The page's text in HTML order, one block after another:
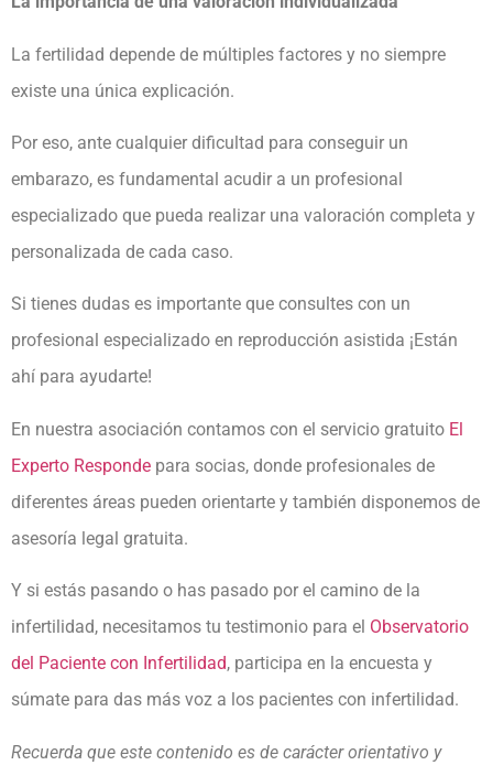
La fertilidad depende de múltiples factores y no siempre
existe una única explicación.
Por eso, ante cualquier dificultad para conseguir un
embarazo, es fundamental acudir a un profesional
especializado que pueda realizar una valoración completa y
personalizada de cada caso.
Si tienes dudas es importante que consultes con un
profesional especializado en reproducción asistida ¡Están
ahí para ayudarte!
En nuestra asociación contamos con el servicio gratuito El
Experto Responde para socias, donde profesionales de
diferentes áreas pueden orientarte y también disponemos de
asesoría legal gratuita.
Y si estás pasando o has pasado por el camino de la
infertilidad, necesitamos tu testimonio para el Observatorio
del Paciente con Infertilidad, participa en la encuesta y
súmate para das más voz a los pacientes con infertilidad.
Recuerda que este contenido es de carácter orientativo y